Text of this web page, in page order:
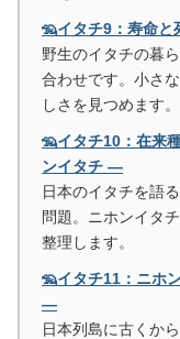
🦡イタチ9：寿命
野生のイタチの暮
合わせです。小さ
しさを見つめます。
🦡イタチ10：在来
ンイタチ ―
日本のイタチを語
問題。ニホンイタ
整理します。
🦡イタチ11：ニホ
―
日本列島に古くか